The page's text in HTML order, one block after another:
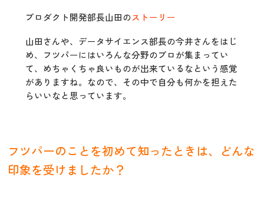
プロダクト開発部長山田のストーリー
山田さんや、データサイエンス部長の今井さんをはじ
め、フツパーにはいろんな分野のプロが集まってい
て、めちゃくちゃ良いものが出来ているなという感覚
がありますね。なので、その中で自分も何かを担えた
らいいなと思っています。
フツパーのことを初めて知ったときは、どんな
印象を受けましたか？